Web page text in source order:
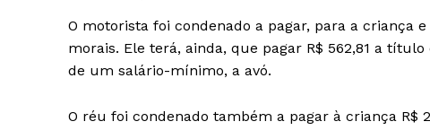
O motorista foi condenado a pagar, para a criança
morais. Ele terá, ainda, que pagar R$ 562,81 a
de um salário-mínimo, a avó.
O réu foi condenado também a pagar à criança R$